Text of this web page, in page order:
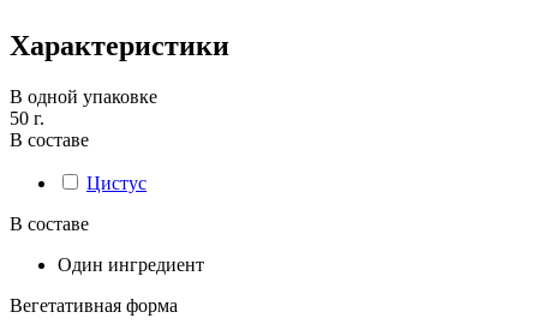
Характеристики
В одной упаковке
50 г.
В составе
Цистус
В составе
Один ингредиент
Вегетативная форма